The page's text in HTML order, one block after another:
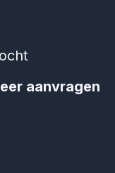
aanvragen